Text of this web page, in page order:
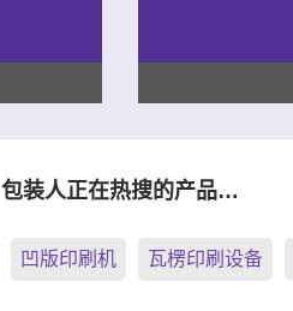
包装人正在热搜的产品…
凹版印刷机 瓦楞印刷设备